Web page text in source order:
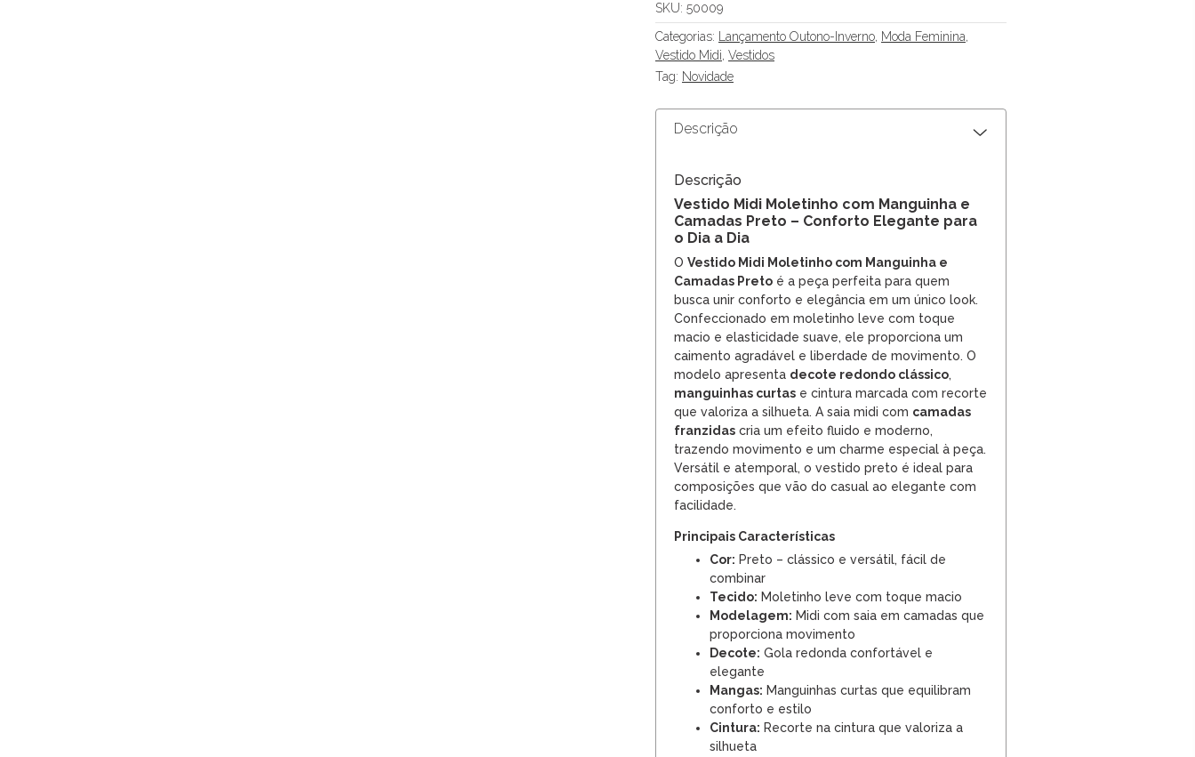
SKU: 50009
Categorias: Lançamento Outono-Inverno, Moda Feminina,
Vestido Midi, Vestidos
Tag: Novidade
Descrição
Descrição
Vestido Midi Moletinho com Manguinha e
Camadas Preto – Conforto Elegante para
o Dia a Dia
O Vestido Midi Moletinho com Manguinha e
Camadas Preto é a peça perfeita para quem
busca unir conforto e elegância em um único look.
Confeccionado em moletinho leve com toque
macio e elasticidade suave, ele proporciona um
caimento agradável e liberdade de movimento. O
modelo apresenta decote redondo clássico,
manguinhas curtas e cintura marcada com recorte
que valoriza a silhueta. A saia midi com camadas
franzidas cria um efeito fluido e moderno,
trazendo movimento e um charme especial à peça.
Versátil e atemporal, o vestido preto é ideal para
composições que vão do casual ao elegante com
facilidade.
Principais Características
Cor: Preto – clássico e versátil, fácil de
combinar
Tecido: Moletinho leve com toque macio
Modelagem: Midi com saia em camadas que
proporciona movimento
Decote: Gola redonda confortável e
elegante
Mangas: Manguinhas curtas que equilibram
conforto e estilo
Cintura: Recorte na cintura que valoriza a
silhueta